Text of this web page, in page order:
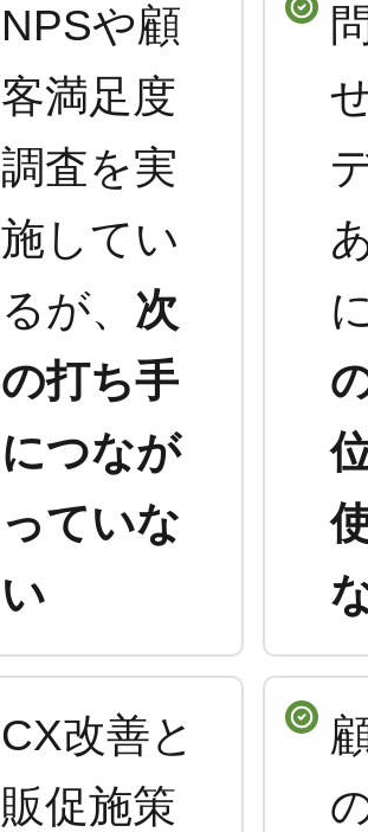
NPSや顧
客満足度
調査を実
施してい
るが、 次
の打ち手
につなが
っていな
い
CX改善と
販促施策